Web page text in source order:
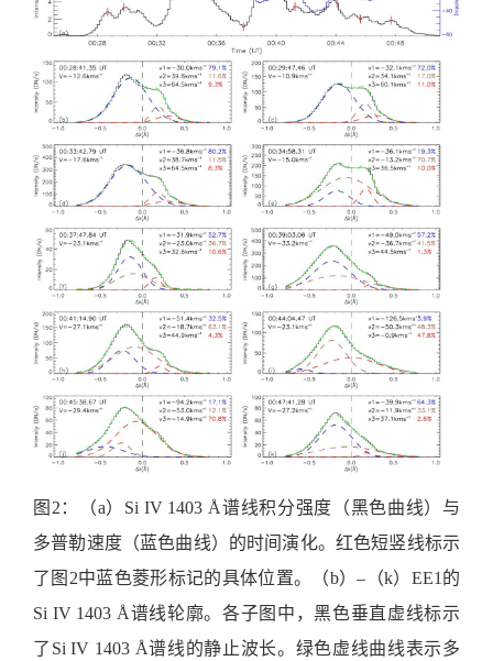
图2：（a）Si IV 1403 Å谱线积分强度（黑色曲线）与
多普勒速度（蓝色曲线）的时间演化。红色短竖线标示
了图2中蓝色菱形标记的具体位置。（b）–（k）EE1的
Si IV 1403 Å谱线轮廓。各子图中，黑色垂直虚线标示
了Si IV 1403 Å谱线的静止波长。绿色虚线曲线表示多